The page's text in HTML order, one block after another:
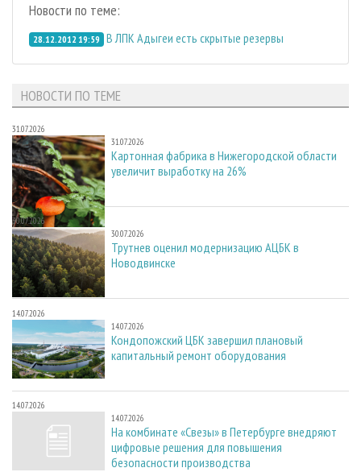
Новости по теме:
28.12.2012 19:59 В ЛПК Адыгеи есть скрытые резервы
НОВОСТИ ПО ТЕМЕ
31.07.2026
31.07.2026
Картонная фабрика в Нижегородской области
увеличит выработку на 26%
30.07.2026
30.07.2026
Трутнев оценил модернизацию АЦБК в
Новодвинске
14.07.2026
14.07.2026
Кондопожский ЦБК завершил плановый
капитальный ремонт оборудования
14.07.2026
14.07.2026
На комбинате «Свезы» в Петербурге внедряют
цифровые решения для повышения
безопасности производства